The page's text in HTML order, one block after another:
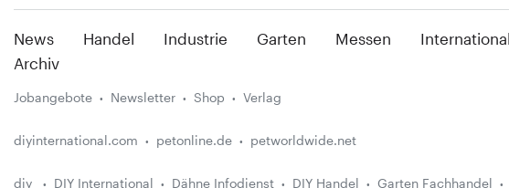
News Handel Industrie Garten Messen
International
Archiv
Jobangebote Newsletter Shop Verlag
diyinternational.com petonline.de petworldwide.net
diy DIY International Dähne Infodienst DIY Handel Garten Fachhandel